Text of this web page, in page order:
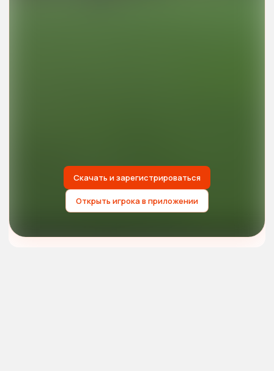
Скачать и зарегистрироваться
Открыть игрока в приложении